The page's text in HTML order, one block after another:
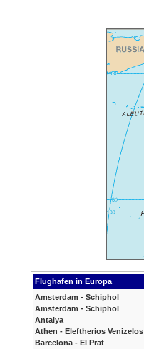
Flughafen in Europa
Amsterdam - Schiphol
Amsterdam - Schiphol
Antalya
Athen - Eleftherios Venizelos
Barcelona - El Prat